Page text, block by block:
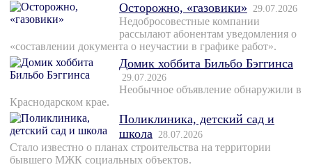
Осторожно, «газовики» 29.07.2026
Недобросовестные компании
рассылают абонентам уведомления о
«составлении документа о неучастии в графике работ».
Домик хоббита Бильбо Бэггинса
29.07.2026
Необычное объявление обнаружили в
Краснодарском крае.
Поликлиника, детский сад и
школа 28.07.2026
Стало известно о планах строительства на территории
бывшего МЖК социальных объектов.